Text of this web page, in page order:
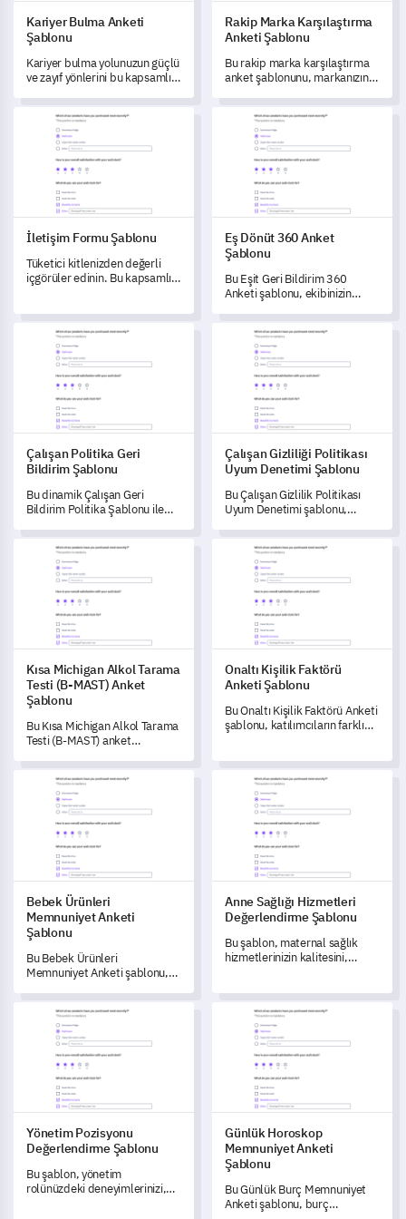
Kariyer Bulma Anketi
Şablonu
Kariyer bulma yolunuzun güçlü
ve zayıf yönlerini bu kapsamlı
çıkarın.
Rakip Marka Karşılaştırma
Anketi Şablonu
Bu rakip marka karşılaştırma
anket şablonunu, markanızın
değerlendirmek ve
dönüştürmek için kullanın.
İletişim Formu Şablonu
İletişim Formu Şablonu
Tüketici kitlenizden değerli
içgörüler edinin. Bu kapsamlı
deneyimlerini ve genel geri
bildirimleri anlamaya
odaklanmaktadır.
Eş Dönüt 360 Anket Şablonu
Eş Dönüt 360 Anket
Şablonu
Bu Eşit Geri Bildirim 360
Anketi şablonu, ekibinizin
becerileri, profesyonellik ve
kişisel özellikleri hakkında
derinlemesine bilgiler
edinmenizi sağlar.
Çalışan Politika Geri Bildirim Şablonu
Çalışan Politika Geri
Bildirim Şablonu
Bu dinamik Çalışan Geri
Bildirim Politika Şablonu ile
içgörüleri açığa çıkarın.
Çalışan Gizliliği Politikası
Çalışan Gizliliği Politikası
Uyum Denetimi Şablonu
Bu Çalışan Gizlilik Politikası
Uyum Denetimi şablonu,
gizlilik politikası konusundaki
farkındalığını ölçmenize ve
anlamanıza olanak tanır.
Kısa Michigan Alkol Tarama Testi (B-MAST) Anket Şablonu
Kısa Michigan Alkol Tarama
Testi (B-MAST) Anket
Şablonu
Bu Kısa Michigan Alkol Tarama
Testi (B-MAST) anket
tutumlar ve davranışlar
hakkında bütünsel bir anlayış
elde etmek için kullanın.
Onaltı Kişilik Faktörü Anketi
Onaltı Kişilik Faktörü
Anketi Şablonu
Bu Onaltı Kişilik Faktörü Anketi
şablonu, katılımcıların farklı
karakterleri hakkında daha
derin bilgiler sunar.
Bebek Ürünleri Memnuniyet Anketi Şablonu
Bebek Ürünleri
Memnuniyet Anketi
Şablonu
Bu Bebek Ürünleri
Memnuniyet Anketi şablonu,
müşteri perspektifini
anlamanızı sağlar ve
memnuniyet seviyelerini
artırmak için iyileştirilmesi
gereken alanları belirlemenize
yardımcı olur.
Anne Sağlığı Hizmetleri
Anne Sağlığı Hizmetleri
Değerlendirme Şablonu
Bu şablon, maternal sağlık
hizmetlerinizin kalitesini,
kapsamlı bir şekilde ölçmenizi
ve anlamanızı sağlar.
Yönetim Pozisyonu Değerlendirme Şablonu
Yönetim Pozisyonu
Değerlendirme Şablonu
Bu şablon, yönetim
rolünüzdeki deneyimlerinizi,
Günlük Horoskop
Günlük Horoskop
Memnuniyet Anketi
Şablonu
Bu Günlük Burç Memnuniyet
Anketi şablonu, burç